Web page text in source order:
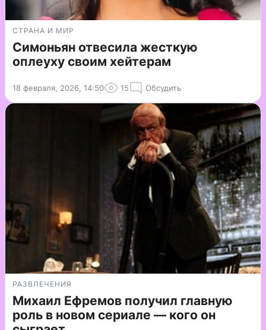
СТРАНА И МИР
Симоньян отвесила жесткую
оплеуху своим хейтерам
18 февраля, 2026, 14:50 15 Обсудить
РАЗВЛЕЧЕНИЯ
Михаил Ефремов получил главную
роль в новом сериале — кого он